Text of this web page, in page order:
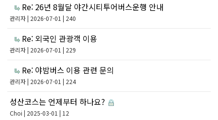
Re: 26년 8월달 야간시티투어버스운행 안내
관리자| 2026-07-01 | 240
Re: 외국인 관광객 이용
관리자| 2026-07-01 | 229
Re: 야밤버스 이용 관련 문의
관리자| 2026-07-01 | 224
성산코스는 언제부터 하나요?
Choi | 2025-03-01 | 12